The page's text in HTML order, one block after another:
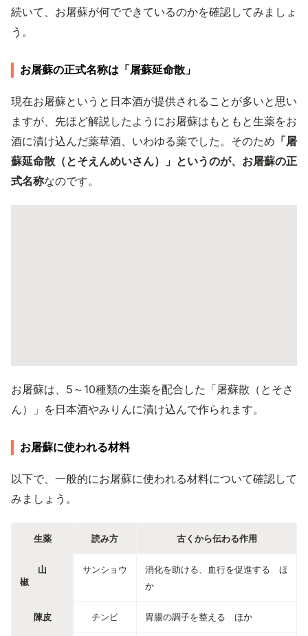
続いて、お屠蘇が何でできているのかを確認してみましょ
う。
お屠蘇の正式名称は「屠蘇延命散」
現在お屠蘇というと日本酒が提供されることが多いと思い
ますが、先ほど解説したようにお屠蘇はもともと生薬をお
酒に漬け込んだ薬草酒、いわゆる薬でした。そのため 「屠
蘇延命散（とそえんめいさん）」というのが、お屠蘇の正
式名称なのです。
お屠蘇は、5～10種類の生薬を配合した「屠蘇散（とそさ
ん）」を日本酒やみりんに漬け込んで作られます。
お屠蘇に使われる材料
以下で、一般的にお屠蘇に使われる材料について確認して
みましょう。
生薬 読み方 古くから伝わる作用
山
椒
サンショウ
消化を助ける、血行を促進する ほ
か
陳皮 チンピ 胃腸の調子を整える ほか